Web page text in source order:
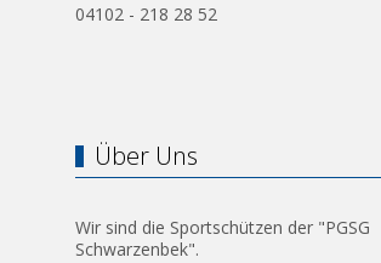
04102 - 218 28 52
Über Uns
Wir sind die Sportschützen der "PGSG
Schwarzenbek".